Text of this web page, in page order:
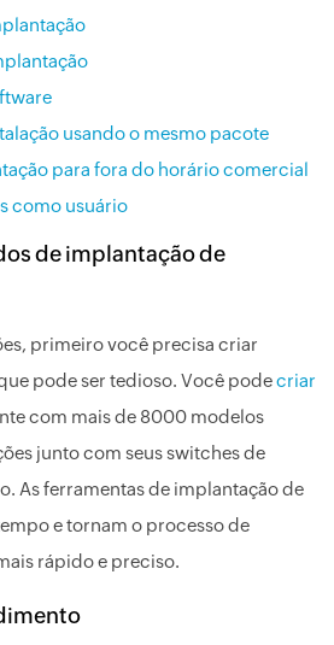
usando o mesmo pacote
para fora do horário comercial
como usuário
de implantação de
primeiro você precisa criar
pode ser tedioso. Você podecriar
com mais de 8000 modelos
junto com seus switches de
As ferramentas de implantação de
e tornam o processo de
rápido e preciso.